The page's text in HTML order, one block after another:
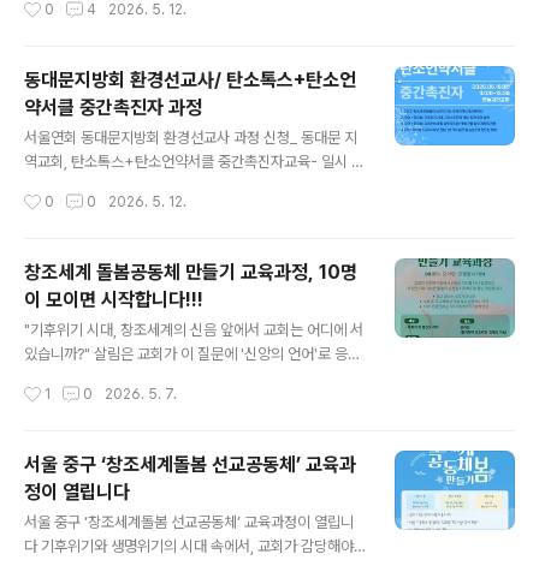
기를 맛보기로 나누고, 서로의 근황을 공유하며 다시금 힘
는 공동체는 함께 해보시면 좋습니다. 🌿 교육프로그램 안
202210303d9227d6f06ee 기독교환경교육센터 살
림교육우수 환경교육, 생태영성 훈련, 녹색교회학교, 온라
인 살림 강좌 등의 살림 교육을 소개합니다.www.eco-ch
rist.com🌿 교육 문의 및 신청 : https://www.eco-chri
st.com/41 * 2026년 교회들 * ✍ 서울연회 동대문지방
서클 중간촉진자교육) htt..
0 4 2026. 5. 12.
동대문지방회 환경선교사/ 탄소톡스+탄소언
약서클 중간촉진자 과정
서울연회 동대문지방회 환경선교사 과정 신청_ 동대문 지
역교회, 탄소톡스+탄소언약서클 중간촉진자교육- 일시 :
내용 : 1주차(강의) | 창조세계 돌봄의 성서적 기초: 창세기
회 탄소중립 실행 로드맵: 예배·건물·밥상·재정의 전환 4주
차(강의+워크숍) | 교우의 일상 전환: ‘한 가지 실천’을 습
관으로 만드는 방법- 신청 : https://forms.gle/4pWA7
2an5GJc5JEp7 - 혜택 : 지방회 교회 참석자에는 이번
제공- 수료 : 이수자에게..
0 0 2026. 5. 12.
창조세계 돌봄공동체 만들기 교육과정, 10명
이 모이면 시작합니다!!!
"기후위기 시대, 창조세계의 신음 앞에서 교회는 어디에 서
있습니까?" 살림은 교회가 이 질문에 '신앙의 언어'로 응답
세계 돌봄공동체 10주 여정(살림과다짐)』이라는 제목의
하도록 돕는 과정입니다. 환경 정보를 전달하는 강의가 아
니라 '신앙의 회복'에서 출발해,삶의 전환과 공동체의 응답
으로 나아가도록 구성되었습니다. 특히 수료 후 각 교회에
서 10주 여정(또는 5주 파일럿)을 '직접 열고 운영'할 수 있
1 0 2026. 5. 7.
서울 중구 ‘창조세계돌봄 선교공동체’ 교육과
정이 열립니다
서울 중구 ‘창조세계돌봄 선교공동체’ 교육과정이 열립니
다 기후위기와 생명위기의 시대 속에서, 교회가 감당해야